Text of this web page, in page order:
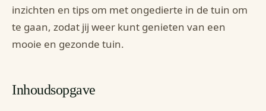
inzichten en tips om met ongedierte in de tuin om
te gaan, zodat jij weer kunt genieten van een
mooie en gezonde tuin.
Inhoudsopgave